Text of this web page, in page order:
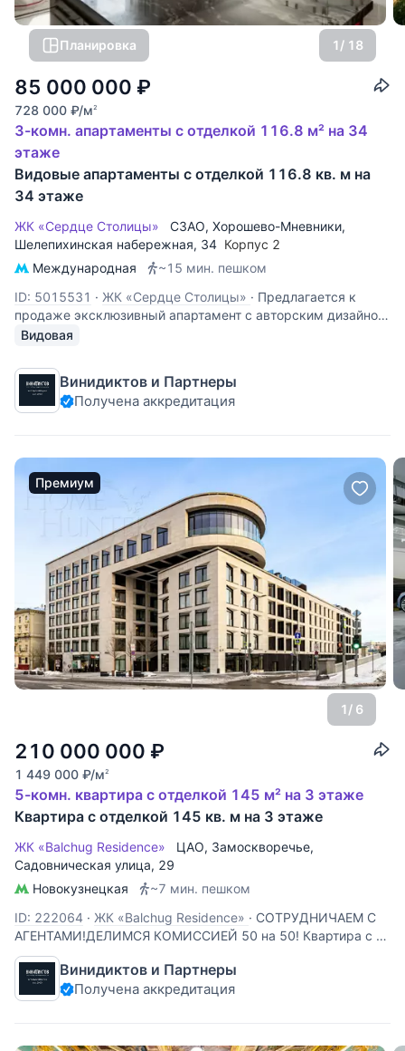
Планировка 1/ 18
85 000 000 ₽
728 000 ₽/м2
3-комн. апартаменты с отделкой 116.8 м² на 34
этаже
Видовые апартаменты с отделкой 116.8 кв. м на
34 этаже
ЖК «Сердце Столицы» СЗАО, Хорошево-Мневники,
Шелепихинская набережная, 34 Корпус 2
Международная
~15 мин. пешком
ID: 5015531 · ЖК «Сердце Столицы» · Предлагается к
продаже эксклюзивный апартамент с авторским дизайном
и впечатляющими панорамными видами с 34 этажа на
комфортной жизни в одном из самых престижных ЖК
столицы. Продуманная
Видовая
Винидиктов и Партнеры
Получена аккредитация
Премиум
1/ 6
210 000 000 ₽
1 449 000 ₽/м2
5-комн. квартира с отделкой 145 м² на 3 этаже
Квартира с отделкой 145 кв. м на 3 этаже
ЖК «Balchug Residence» ЦАО, Замоскворечье,
Садовническая улица, 29
Новокузнецкая
~7 мин. пешком
ID: 222064 · ЖК «Balchug Residence» · СОТРУДНИЧАЕМ С
АГЕНТАМИ!ДЕЛИМСЯ КОМИССИЕЙ 50 на 50! Квартира с 3
спальнями в комплексе “Балчуг Резиденс” на Золотом
острове — центральная часть острова Балчуг, омываемого
с двух сторон Москвой-рекой и Обводным каналом от
Винидиктов и Партнеры
Получена аккредитация